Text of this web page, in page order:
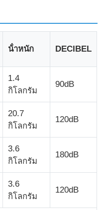
น้ําหนัก DECIBEL
1.4
กิโลกรัม
90dB
20.7
กิโลกรัม
120dB
3.6
กิโลกรัม
180dB
3.6
กิโลกรัม
120dB